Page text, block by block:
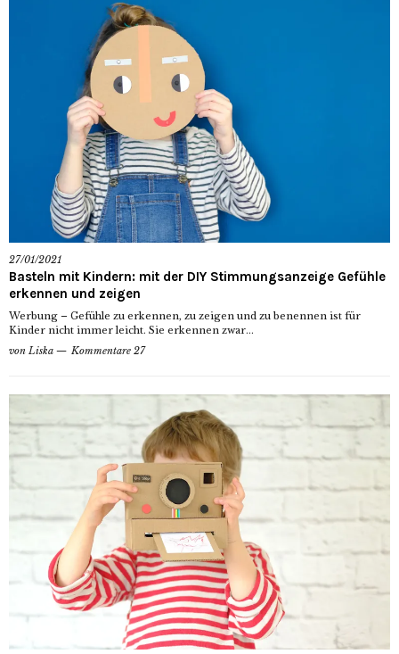
27/01/2021
Basteln mit Kindern: mit der DIY Stimmungsanzeige Gefühle
erkennen und zeigen
Werbung – Gefühle zu erkennen, zu zeigen und zu benennen ist für
Kinder nicht immer leicht. Sie erkennen zwar...
von Liska Kommentare 27